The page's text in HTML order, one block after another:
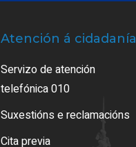
Atención á cidadanía
Servizo de atención
telefónica 010
Suxestións e reclamacións
Cita previa